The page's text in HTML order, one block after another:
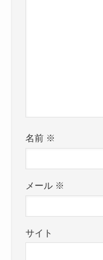
名前 ※
メール ※
サイト